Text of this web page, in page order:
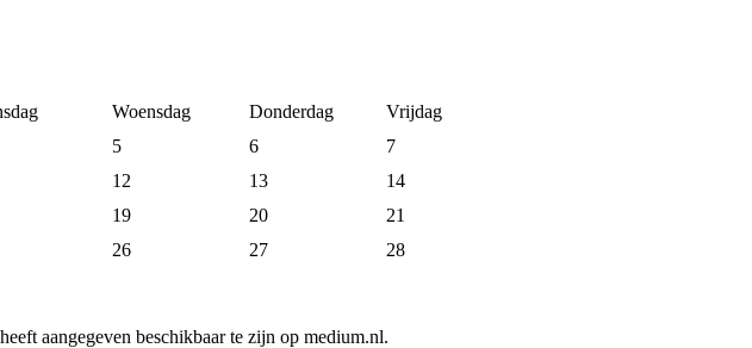
Woensdag Donderdag
Vrijdag
5 6
7
12 13
14
19 20
21
26 27
28
aangegeven beschikbaar te zijn op medium.nl.